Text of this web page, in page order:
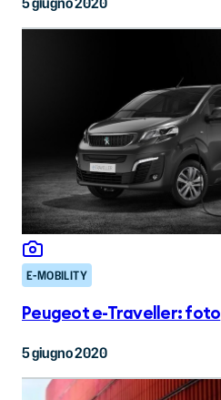
E-MOBILITY
Peugeot e-Traveller: foto
5 giugno 2020